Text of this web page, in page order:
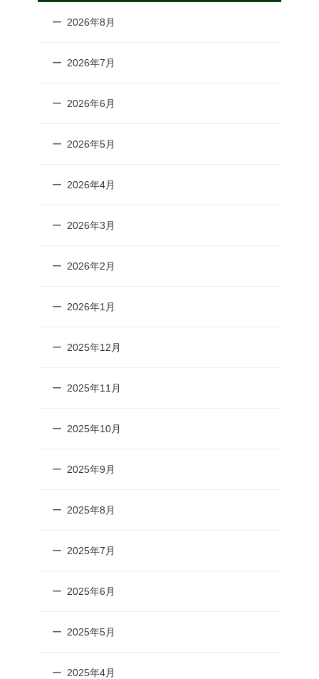
2026年8月
2026年7月
2026年6月
2026年5月
2026年4月
2026年3月
2026年2月
2026年1月
2025年12月
2025年11月
2025年10月
2025年9月
2025年8月
2025年7月
2025年6月
2025年5月
2025年4月